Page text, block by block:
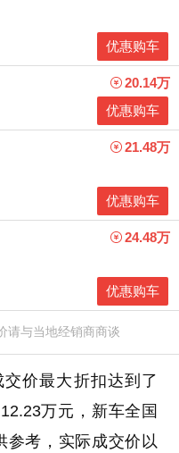
优惠购车
20.14万
优惠购车
21.48万
优惠购车
24.48万
优惠购车
请与当地经销商商谈
价最大折扣达到了
万元，新车全国
参考，实际成交价以